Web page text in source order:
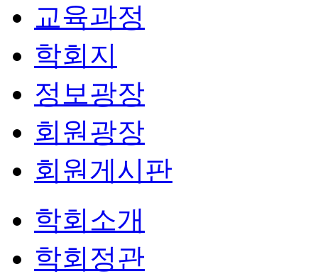
교육과정
학회지
정보광장
회원광장
회원게시판
학회소개
학회정관